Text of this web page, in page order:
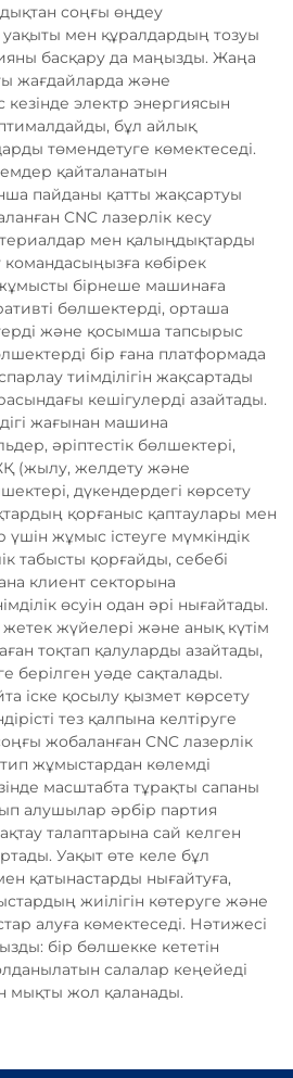
соңғы өңдеу
уақыты мен құралдардың тозуы
басқару да маңызды. Жаңа
жағдайларда және
кезінде электр энергиясын
бұл айлық
төмендетуге көмектеседі.
қайталанатын
пайданы қатты жақсартуы
CNC лазерлік кесу
мен қалыңдықтарды
көбірек
жұмысты бірнеше машинаға
бөлшектерді, орташа
және қосымша тапсырыс
бір ғана платформада
тиімділігін жақсартады
кешігулерді азайтады.
жағынан машина
әріптестік бөлшектері,
(жылу, желдету және
дүкендердегі көрсету
қорғаныс қаптаулары мен
жұмыс істеуге мүмкіндік
табысты қорғайды, себебі
клиент секторына
өсуін одан әрі нығайтады.
жетек жүйелері және анық күтім
тоқтап қалуларды азайтады,
берілген уәде сақталады.
іске қосылу қызмет көрсету
тез қалпына келтіруге
жобаланған CNC лазерлік
жұмыстардан көлемді
масштабта тұрақты сапаны
алушылар әрбір партия
талаптарына сай келген
Уақыт өте келе бұл
қатынастарды нығайтуға,
жиілігін көтеруге және
алуға көмектеседі. Нәтижесі
бір бөлшекке кететін
салалар кеңейеді
мықты жол қаланады.